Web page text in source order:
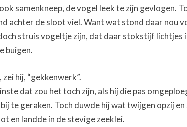
samenkneep, de vogel leek te zijn gevlogen.
achter de sloot viel. Want wat stond daar nou
struis vogeltje zijn, dat daar stokstijf lichtjes
buigen.
zei hij, “gekkenwerk”.
dat zou het toch zijn, als hij die pas
te geraken. Toch duwde hij wat twijgen opzij
en landde in de stevige zeeklei.